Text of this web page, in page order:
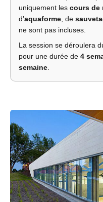
uniquement les cours de
d’aquaforme , de
ne sont pas incluses.
La session se déroulera
pour une durée de 4
semaine